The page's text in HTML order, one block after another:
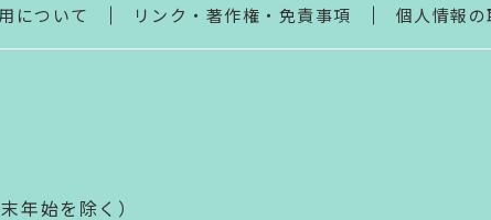
について リンク・著作権・免責事項 個人情報
年始を除く）